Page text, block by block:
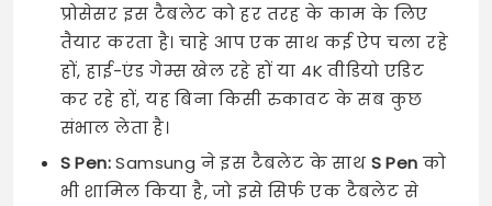
प्रोसेसर इस टैबलेट को हर तरह के काम के लिए
तैयार करता है। चाहे आप एक साथ कई ऐप चला रहे
हों, हाई-एंड गेम्स खेल रहे हों या 4K वीडियो एडिट
कर रहे हों, यह बिना किसी रुकावट के सब कुछ
संभाल लेता है।
S Pen:Samsung ने इस टैबलेट के साथ S Pen को
भी शामिल किया है, जो इसे सिर्फ एक टैबलेट से